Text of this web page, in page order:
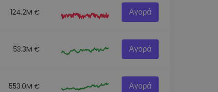
124.2M € Αγορά
53.3M € Αγορά
553.0M € Αγορά